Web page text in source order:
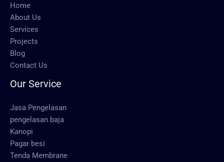
Home
About Us
Services
Projects
Blog
Contact Us
Our Service
Jasa Pengelasan
pengelasan baja
Kanopi
Pagar besi
Tenda Membrane